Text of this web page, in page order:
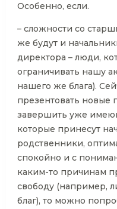
Особенно, если.
– сложности со
же будут и
директора – люди,
ограничивать нашу
нашего же блага).
презентовать новые
завершить уже
которые принесут
родственники,
спокойно и с
каким-то причинам
свободу (например,
благ), то можно